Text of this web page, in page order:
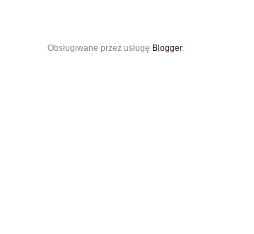
Obsługiwane przez usługę Blogger.